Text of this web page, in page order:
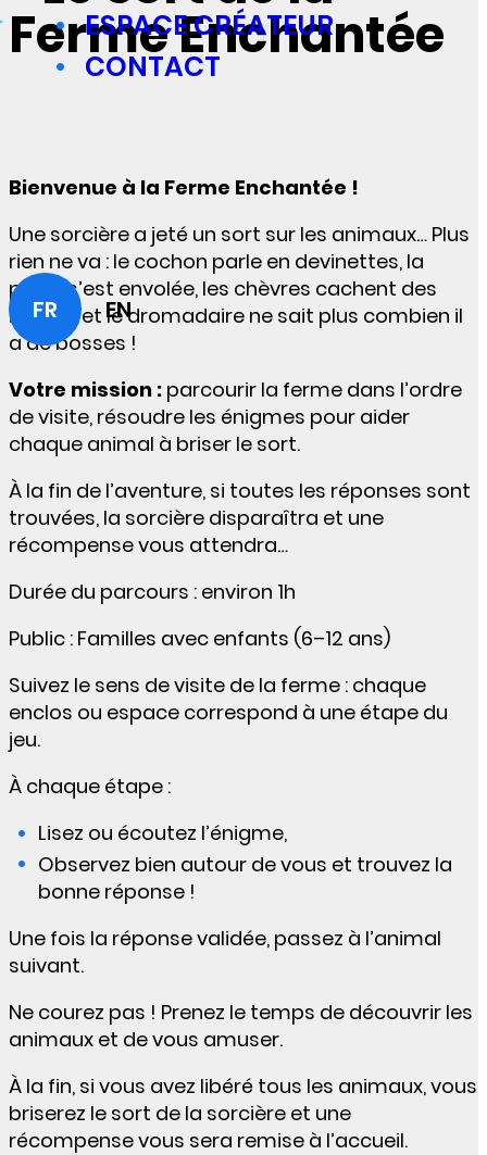
ESPACE CRÉATEUR
CONTACT
FR EN
Ferme Enchantée
Bienvenue à la Ferme Enchantée !
Une sorcière a jeté un sort sur les animaux… Plus
rien ne va : le cochon parle en devinettes, la
poule s’est envolée, les chèvres cachent des
indices et le dromadaire ne sait plus combien il
a de bosses !
Votre mission : parcourir la ferme dans l’ordre
de visite, résoudre les énigmes pour aider
chaque animal à briser le sort.
À la fin de l’aventure, si toutes les réponses sont
trouvées, la sorcière disparaîtra et une
récompense vous attendra…
Durée du parcours : environ 1h
Public : Familles avec enfants (6–12 ans)
Suivez le sens de visite de la ferme : chaque
enclos ou espace correspond à une étape du
jeu.
À chaque étape :
Lisez ou écoutez l’énigme,
Observez bien autour de vous et trouvez la
bonne réponse !
Une fois la réponse validée, passez à l’animal
suivant.
Ne courez pas ! Prenez le temps de découvrir les
animaux et de vous amuser.
À la fin, si vous avez libéré tous les animaux, vous
briserez le sort de la sorcière et une
récompense vous sera remise à l’accueil.